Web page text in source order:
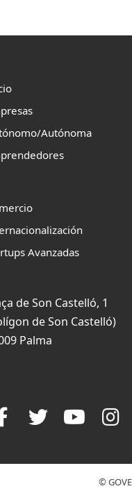
Autónoma
Avanzadas
de Son Castelló, 1
de Son Castelló)
Palma
©